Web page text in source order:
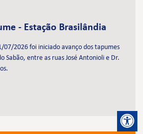
- Estação Brasilândia
07/2026 foi iniciado avanço dos tapumes
Sabão, entre as ruas José Antonioli e Dr.